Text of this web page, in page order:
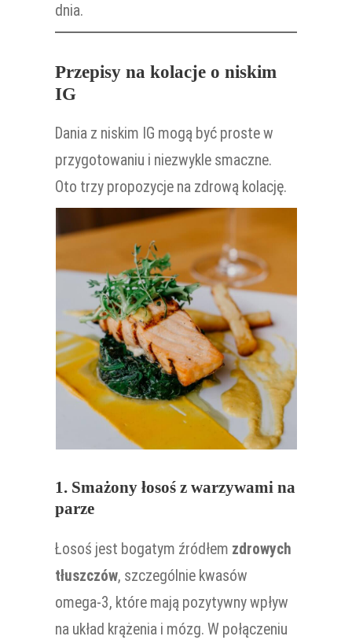
dnia.
Przepisy na kolacje o niskim
IG
Dania z niskim IG mogą być proste w
przygotowaniu i niezwykle smaczne.
Oto trzy propozycje na zdrową kolację.
1. Smażony łosoś z warzywami na
parze
Łosoś jest bogatym źródłem zdrowych
tłuszczów, szczególnie kwasów
omega-3, które mają pozytywny wpływ
na układ krążenia i mózg. W połączeniu